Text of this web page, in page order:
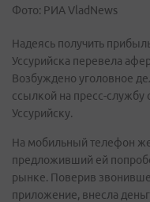
Фото: РИА VladNews
Надеясь получить
Уссурийска перевела
Возбуждено уголовное
ссылкой на пресс-
Уссурийску.
На мобильный телефон
предложивший ей
рынке. Поверив
приложение, внесла